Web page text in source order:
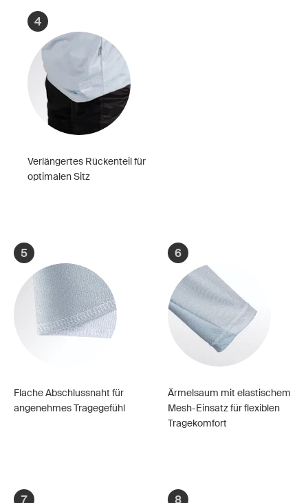
4
Verlängertes Rückenteil für
optimalen Sitz
5
Flache Abschlussnaht für
angenehmes Tragegefühl
6
Ärmelsaum mit elastischem
Mesh-Einsatz für flexiblen
Tragekomfort
7 8